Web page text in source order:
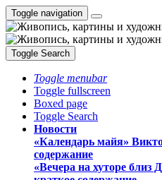
Toggle navigation
Toggle Search
Toggle menubar
Toggle fullscreen
Boxed page
Toggle Search
Новости
«Календарь майя»
содержание
«Вечера на хуторе близ